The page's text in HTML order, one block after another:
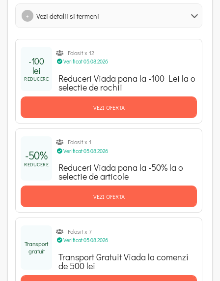
+ Vezi detalii si termeni
-100
lei
REDUCERE
Verificat 05.08.2026
Folosit x 12
Reduceri Viada pana la -100 Lei la o
selectie de rochii
VEZI OFERTA
-50%
REDUCERE
Verificat 05.08.2026
Folosit x 1
Reduceri Viada pana la -50% la o
selectie de articole
VEZI OFERTA
Transport
gratuit
Verificat 05.08.2026
Folosit x 7
Transport Gratuit Viada la comenzi
de 500 lei